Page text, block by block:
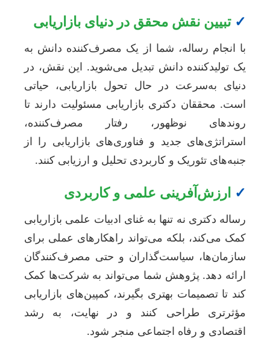
تبیین نقش محقق در دنیای بازاریابی
انجام رساله، شما از یک مصرف‌کننده دانش به
تولیدکننده دانش تبدیل می‌شوید. این نقش، در
به‌سرعت در حال تحول بازاریابی، حیاتی
محققان دکتری بازاریابی مسئولیت دارند تا
نوظهور، رفتار مصرف‌کننده،
جدید و فناوری‌های بازاریابی را از
تئوریک و کاربردی تحلیل و ارزیابی کنند.
ارزش‌آفرینی علمی و کاربردی
دکتری نه تنها به غنای ادبیات علمی بازاریابی
می‌کند، بلکه می‌تواند راهکارهای عملی برای
سیاست‌گذاران و حتی مصرف‌کنندگان
دهد. پژوهش شما می‌تواند به شرکت‌ها کمک
تا تصمیمات بهتری بگیرند، کمپین‌های بازاریابی
طراحی کنند و در نهایت، به رشد
و رفاه اجتماعی منجر شود.